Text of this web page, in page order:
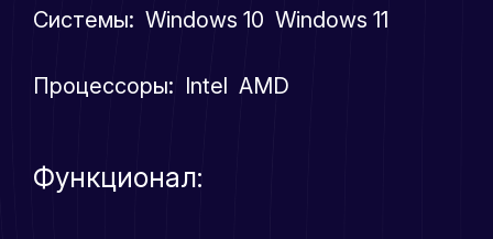
Системы: Windows 10 Windows 11
Процессоры: Intel AMD
Функционал: